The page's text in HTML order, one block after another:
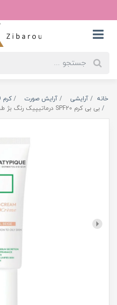
خانه آرایشی آرایش صورت
کرم BB , CC , DD
بی بی کرم SPF20 درماتیپیک رنگ بژ طبیعی